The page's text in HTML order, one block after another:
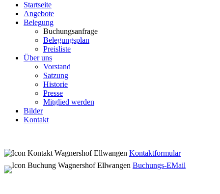
Startseite
Angebote
Belegung
Buchungsanfrage
Belegungsplan
Preisliste
Über uns
Vorstand
Satzung
Historie
Presse
Mitglied werden
Bilder
Kontakt
Kontaktformular
Buchungs-EMail